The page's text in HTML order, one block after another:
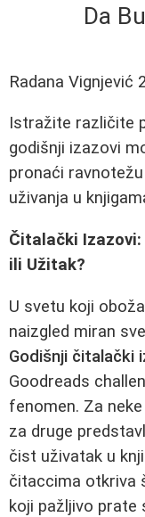
Da
Radana Vignjević
Istražite različite
godišnji izazovi
pronaći
uživanja u
Čitalački Izazovi:
ili Užitak?
U svetu koji
naizgled miran
Godišnji čitalački
Goodreads
fenomen. Za
za druge
čist uživatak u
čitaccima otkriva
koji pažljivo prate